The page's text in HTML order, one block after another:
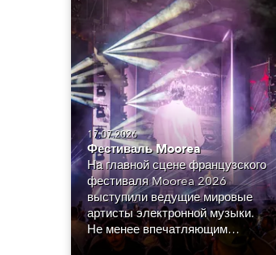
17.07.2026
Фестиваль Moorea
На главной сцене французского
фестиваля Moorea 2026
выступили ведущие мировые
артисты электронной музыки.
Не менее впечатляющим
оказался и свет, разработанный